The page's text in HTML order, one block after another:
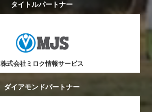
タイトルパートナー
株式会社ミロク情報サービス
ダイアモンドパートナー